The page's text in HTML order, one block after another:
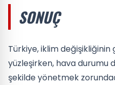
SONUÇ
Türkiye, iklim
yüzleşirken, hava durumu
şekilde yönetmek